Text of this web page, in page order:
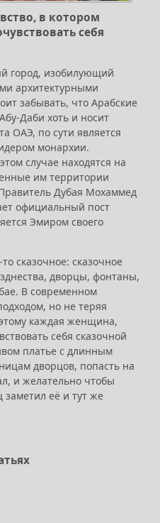
в котором
себя
город, изобилующий
архитектурными
забывать, что Арабские
Даби хоть и носит
ОАЭ, по сути является
монархии.
случае находятся на
им территории
Дубая Мохаммед
официальный пост
Эмиром своего
сказочное: сказочное
дворцы, фонтаны,
В современном
но не теряя
каждая женщина,
себя сказочной
платье с длинным
дворцов, попасть на
и желательно чтобы
её и тут же